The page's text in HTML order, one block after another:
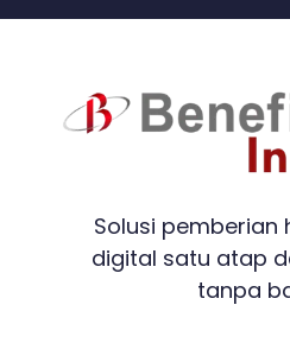
Solusi pemberian
digital satu atap
tanpa